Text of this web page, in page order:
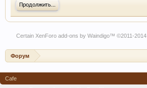
Продолжить...
Certain XenForo add-ons by Waindigo™ ©2011-2014
Форум
Cafe